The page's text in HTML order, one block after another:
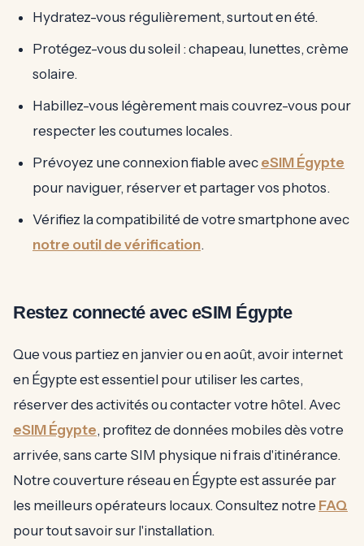
Hydratez-vous régulièrement, surtout en été.
Protégez-vous du soleil : chapeau, lunettes, crème
solaire.
Habillez-vous légèrement mais couvrez-vous pour
respecter les coutumes locales.
Prévoyez une connexion fiable avec eSIM Égypte
pour naviguer, réserver et partager vos photos.
Vérifiez la compatibilité de votre smartphone avec
notre outil de vérification.
Restez connecté avec eSIM Égypte
Que vous partiez en janvier ou en août, avoir internet
en Égypte est essentiel pour utiliser les cartes,
réserver des activités ou contacter votre hôtel. Avec
eSIM Égypte, profitez de données mobiles dès votre
arrivée, sans carte SIM physique ni frais d'itinérance.
Notre couverture réseau en Égypte est assurée par
les meilleurs opérateurs locaux. Consultez notre FAQ
pour tout savoir sur l'installation.